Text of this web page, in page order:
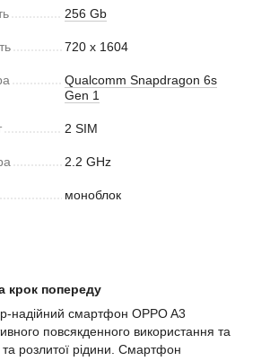
256 Gb
720 x 1604
Qualcomm Snapdragon 6s
Gen 1
2 SIM
2.2 GHz
моноблок
крок попереду
надійний смартфон OPPO A3
повсякденного використання та
та розлитої рідини. Смартфон